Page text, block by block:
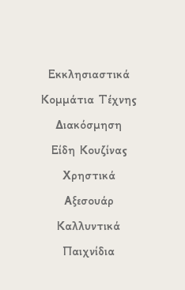
Εκκλησιαστικά
Κομμάτια Τέχνης
Διακόσμηση
Είδη Κουζίνας
Χρηστικά
Αξεσουάρ
Καλλυντικά
Παιχνίδια